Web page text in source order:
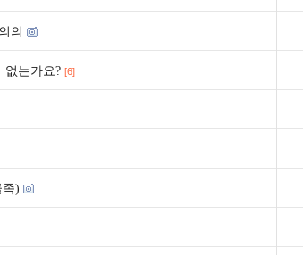
의
없는가요? [6]
)